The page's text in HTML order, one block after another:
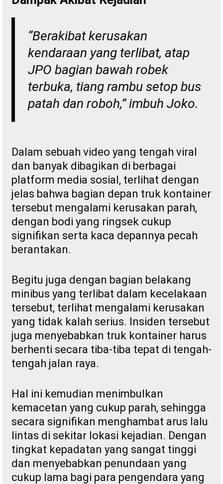
“Berakibat kerusakan
kendaraan yang terlibat, atap
JPO bagian bawah robek
terbuka, tiang rambu setop bus
patah dan roboh,” imbuh Joko.
Dalam sebuah video yang tengah viral
dan banyak dibagikan di berbagai
platform media sosial, terlihat dengan
jelas bahwa bagian depan truk kontainer
tersebut mengalami kerusakan parah,
dengan bodi yang ringsek cukup
signifikan serta kaca depannya pecah
berantakan.
Begitu juga dengan bagian belakang
minibus yang terlibat dalam kecelakaan
tersebut, terlihat mengalami kerusakan
yang tidak kalah serius. Insiden tersebut
juga menyebabkan truk kontainer harus
berhenti secara tiba-tiba tepat di tengah-
tengah jalan raya.
Hal ini kemudian menimbulkan
kemacetan yang cukup parah, sehingga
secara signifikan menghambat arus lalu
lintas di sekitar lokasi kejadian. Dengan
tingkat kepadatan yang sangat tinggi
dan menyebabkan penundaan yang
cukup lama bagi para pengendara yang